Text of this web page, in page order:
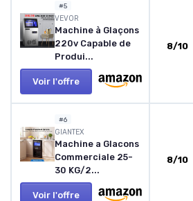
#5
VEVOR
Machine à Glaçons
220v Capable de
Produi...
Voir l'offre
8/10
#6
GIANTEX
Machine a Glacons
Commerciale 25-
30 KG/2...
Voir l'offre
8/10